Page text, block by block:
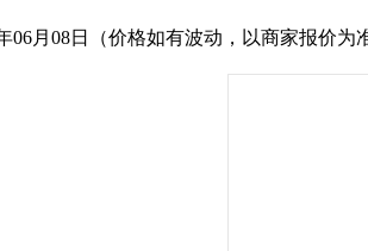
06月08日（价格如有波动，以商家报价为